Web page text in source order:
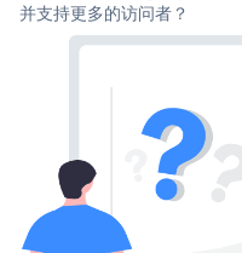
并支持更多的访问者？